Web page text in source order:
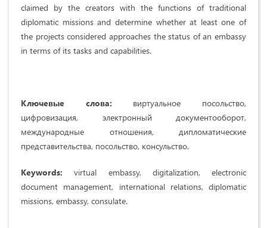
claimed by the creators with the functions of traditional
diplomatic missions and determine whether at least one of
the projects considered approaches the status of an embassy
in terms of its tasks and capabilities.
Ключевые слова: виртуальное посольство,
цифровизация, электронный документооборот,
международные отношения, дипломатические
представительства, посольство, консульство.
Keywords: virtual embassy, digitalization, electronic
document management, international relations, diplomatic
missions, embassy, consulate.